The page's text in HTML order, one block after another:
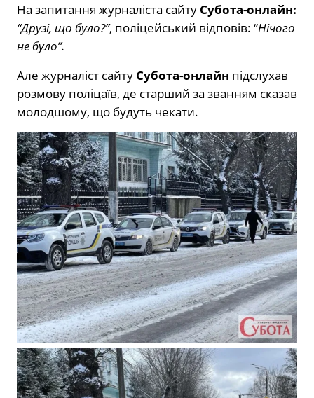
На запитання журналіста сайту Субота-онлайн:
“Друзі, що було?”, поліцейський відповів: “Нічого
не було”.
Але журналіст сайту Субота-онлайн підслухав
розмову поліцаїв, де старший за званням сказав
молодшому, що будуть чекати.